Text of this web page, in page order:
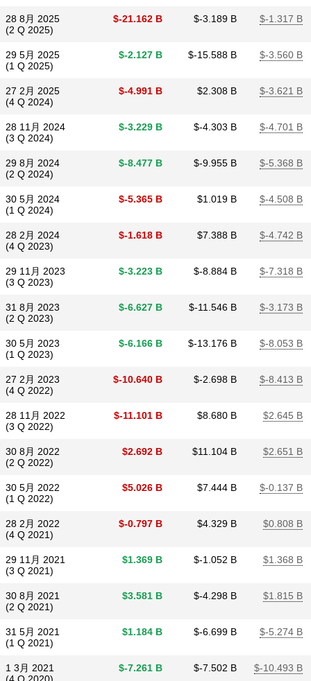
28 8月 2025
(2 Q 2025)
$​-21.162 B $​-3.189 B $​-1.317 B
29 5月 2025
(1 Q 2025)
$​-2.127 B $​-15.588 B $​-3.560 B
27 2月 2025
(4 Q 2024)
$​-4.991 B $​2.308 B $​-3.621 B
28 11月 2024
(3 Q 2024)
$​-3.229 B $​-4.303 B $​-4.701 B
29 8月 2024
(2 Q 2024)
$​-8.477 B $​-9.955 B $​-5.368 B
30 5月 2024
(1 Q 2024)
$​-5.365 B $​1.019 B $​-4.508 B
28 2月 2024
(4 Q 2023)
$​-1.618 B $​7.388 B $​-4.742 B
29 11月 2023
(3 Q 2023)
$​-3.223 B $​-8.884 B $​-7.318 B
31 8月 2023
(2 Q 2023)
$​-6.627 B $​-11.546 B $​-3.173 B
30 5月 2023
(1 Q 2023)
$​-6.166 B $​-13.176 B $​-8.053 B
27 2月 2023
(4 Q 2022)
$​-10.640 B $​-2.698 B $​-8.413 B
28 11月 2022
(3 Q 2022)
$​-11.101 B $​8.680 B $​2.645 B
30 8月 2022
(2 Q 2022)
$​2.692 B $​11.104 B $​2.651 B
30 5月 2022
(1 Q 2022)
$​5.026 B $​7.444 B $​-0.137 B
28 2月 2022
(4 Q 2021)
$​-0.797 B $​4.329 B $​0.808 B
29 11月 2021
(3 Q 2021)
$​1.369 B $​-1.052 B $​1.368 B
30 8月 2021
(2 Q 2021)
$​3.581 B $​-4.298 B $​1.815 B
31 5月 2021
(1 Q 2021)
$​1.184 B $​-6.699 B $​-5.274 B
1 3月 2021
$​-7.261 B $​-7.502 B $​-10.493 B